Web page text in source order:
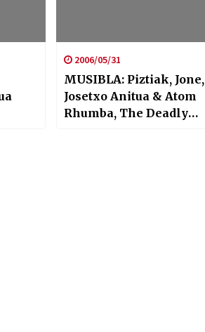
2006/05/31
MUSIBLA: Piztiak, Jone,
Josetxo Anitua & Atom
Rhumba, The Deadly